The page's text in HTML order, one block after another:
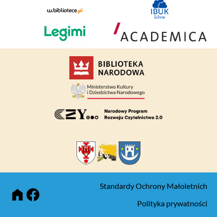
Standardy Ochrony Małoletnich
Polityka prywatności